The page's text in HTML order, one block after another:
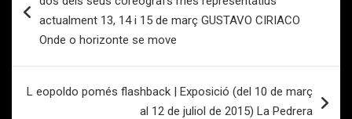
entradas
actualment 13, 14 i 15 de març GUSTAVO CIRIACO
Onde o horizonte se move
L eopoldo pomés flashback | Exposició (del 10 de març
al 12 de juliol de 2015) La Pedrera